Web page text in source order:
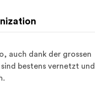
auch dank der grossen
bestens vernetzt und